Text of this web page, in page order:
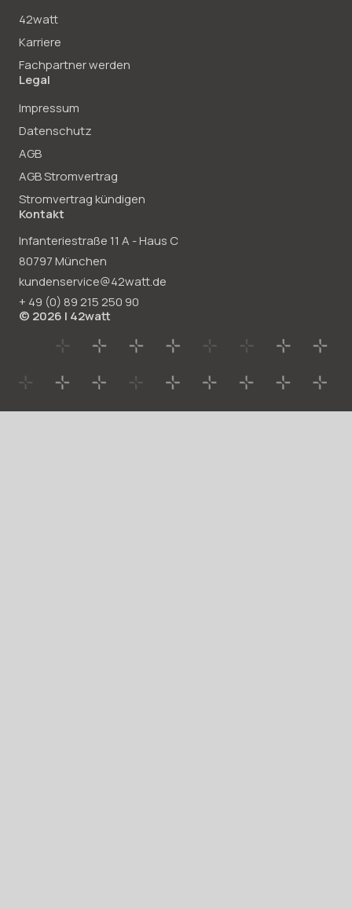
42watt
Karriere
Fachpartner werden
Legal
Impressum
Datenschutz
AGB
AGB Stromvertrag
Stromvertrag kündigen
Kontakt
Infanteriestraße 11 A - Haus C
80797 München
kundenservice@42watt.de
+ 49 (0) 89 215250 90
© 2026 | 42watt